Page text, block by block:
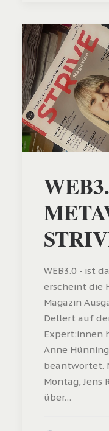
WEB3.0 - ist
erscheint die
Magazin
Dellert auf
Expert:innen
Anne
beantwortet.
Montag, Jens
über…